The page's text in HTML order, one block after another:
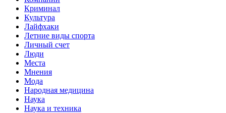
Криминал
Культура
Лайфхаки
Летние виды спорта
Личный счет
Люди
Места
Мнения
Мода
Народная медицина
Наука
Наука и техника